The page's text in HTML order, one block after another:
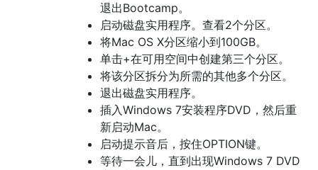
退出Bootcamp。
启动磁盘实用程序。查看2个分区。
将Mac OS X分区缩小到100GB。
单击+在可用空间中创建第三个分区。
将该分区拆分为所需的其他多个分区。
退出磁盘实用程序。
插入Windows 7安装程序DVD，然后重
新启动Mac。
启动提示音后，按住OPTION键。
等待一会儿，直到出现Windows 7 DVD